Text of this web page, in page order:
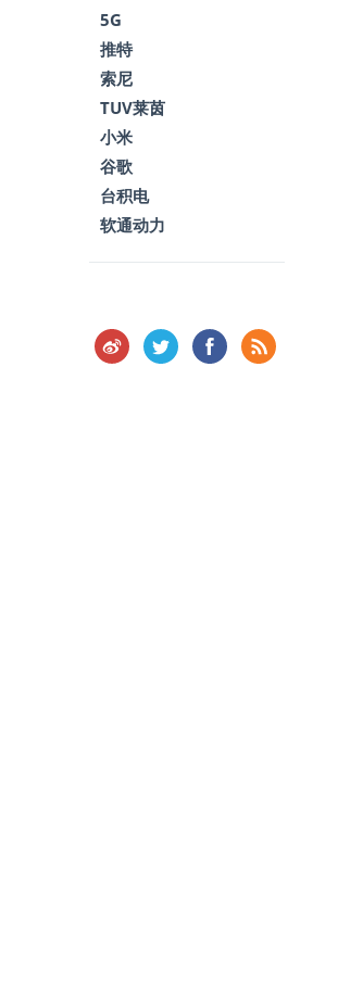
5G
推特
索尼
TUV莱茵
小米
谷歌
台积电
软通动力